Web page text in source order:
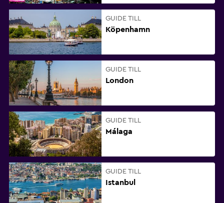
GUIDE TILL
Köpenhamn
GUIDE TILL
London
GUIDE TILL
Málaga
GUIDE TILL
Istanbul